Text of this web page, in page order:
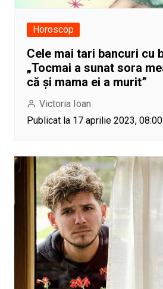
Horoscop
Cele mai tari bancuri cu
„Tocmai a sunat sora
că și mama ei a murit”
Victoria Ioan
Publicat la 17 aprilie 2023, 08:00